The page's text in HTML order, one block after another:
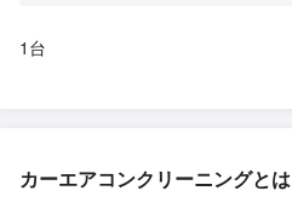
1台
カーエアコンクリーニングとは